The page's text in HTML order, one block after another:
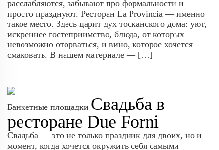
расслабляются, забывают про формальности и
просто празднуют. Ресторан La Provincia — именно
такое место. Здесь царит дух тосканского дома: уют,
искреннее гостеприимство, блюда, от которых
невозможно оторваться, и вино, которое хочется
смаковать. В нашем материале — […]
Банкетные площадки Свадьба в
ресторане Due Forni
Свадьба — это не только праздник для двоих, но и
момент, когда хочется окружить себя самыми